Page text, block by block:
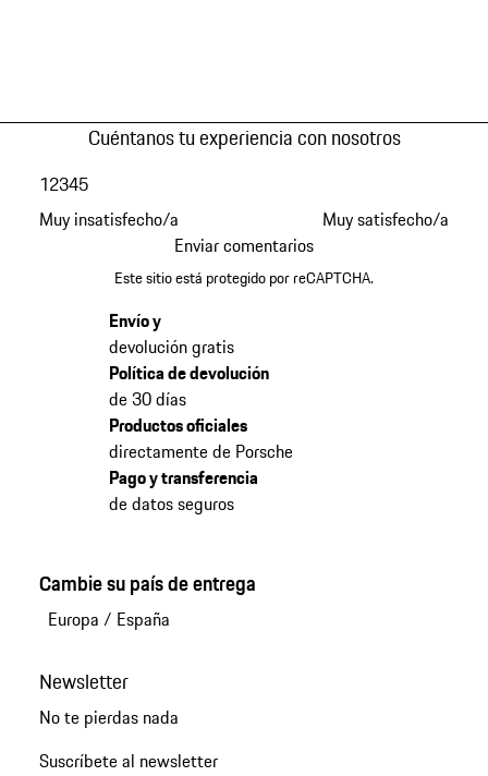
Cuéntanos tu experiencia con nosotros
Muy insatisfecho/a
12345
Muy satisfecho/a
Enviar comentarios
Este sitio está protegido por reCAPTCHA.
Envío y
devolución gratis
Política de devolución
de 30 días
Productos oficiales
directamente de Porsche
Pago y transferencia
de datos seguros
Cambie su país de entrega
Europa / España
Newsletter
No te pierdas nada
Suscríbete al newsletter